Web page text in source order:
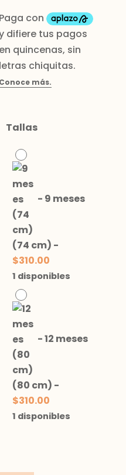
Tallas
- 9 meses
(74 cm) -
$310.00
1 disponibles
-12 meses
(80 cm) -
$310.00
1 disponibles